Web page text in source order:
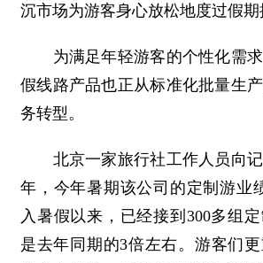
沉市场为游客身心放松地度过假期
为满足年轻游客的个性化需求
假线路产品也正从标准化批量生
务转型。
北京一家旅行社工作人员向记
年，今年暑期该公司的定制游业
入暑假以来，已经接到300多组
是去年同期的3倍左右。游客们